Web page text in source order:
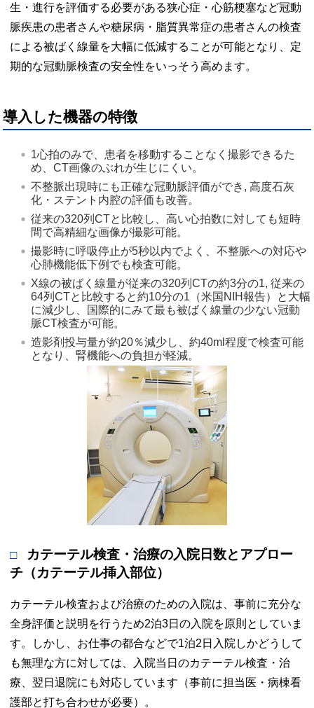
生・進行を評価する必要がある狭心症・心筋梗塞など冠動
脈疾患の患者さんや糖尿病・脂質異常症の患者さんの検査
による被ばく線量を大幅に低減することが可能となり、定
期的な冠動脈検査の安全性をいっそう高めます。
導入した機器の特徴
1心拍のみで、患者を移動することなく撮影できるた
め、CT画像のぶれが生じにくい。
不整脈出現時にも正確な冠動脈評価ができ, 高度石灰
化・ステント内腔の評価も改善。
従来の320列CTと比較し、高い心拍数に対しても短時
間で高精細な画像が撮影可能。
撮影時に呼吸停止が5秒以内でよく、不整脈への対応や
心肺機能低下例でも検査可能。
X線の被ばく線量が従来の320列CTの約3分の1, 従来の
64列CTと比較すると約10分の1（米国NIH報告）と大幅
に減少し、国際的にみて最も被ばく線量の少ない冠動
脈CT検査が可能。
造影剤投与量が約20％減少し、約40ml程度で検査可能
となり、腎機能への負担が軽減。
カテーテル検査・治療の入院日数とアプロー
チ（カテーテル挿入部位）
カテーテル検査および治療のための入院は、事前に充分な
全身評価と説明を行うため2泊3日の入院を原則としていま
す。しかし、お仕事の都合などで1泊2日入院しかどうして
も無理な方に対しては、入院当日のカテーテル検査・治
療、翌日退院にも対応しています（事前に担当医・病棟看
護部と打ち合わせが必要）。